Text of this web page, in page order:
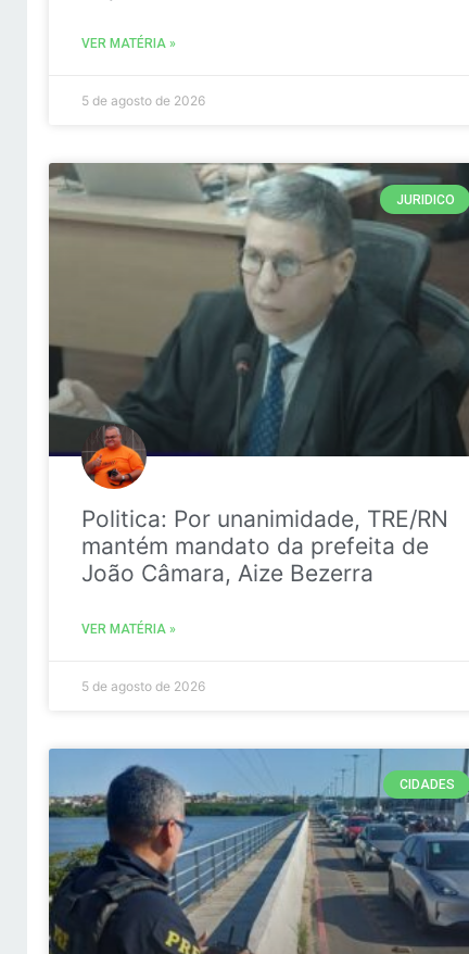
VER MATÉRIA »
5 de agosto de 2026
JURIDICO
Politica: Por unanimidade, TRE/RN
mantém mandato da prefeita de
João Câmara, Aize Bezerra
VER MATÉRIA »
5 de agosto de 2026
CIDADES